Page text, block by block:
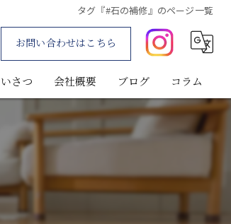
タグ『#石の補修』のページ一覧
お問い合わせはこちら
さつ 会社概要 ブログ コラム